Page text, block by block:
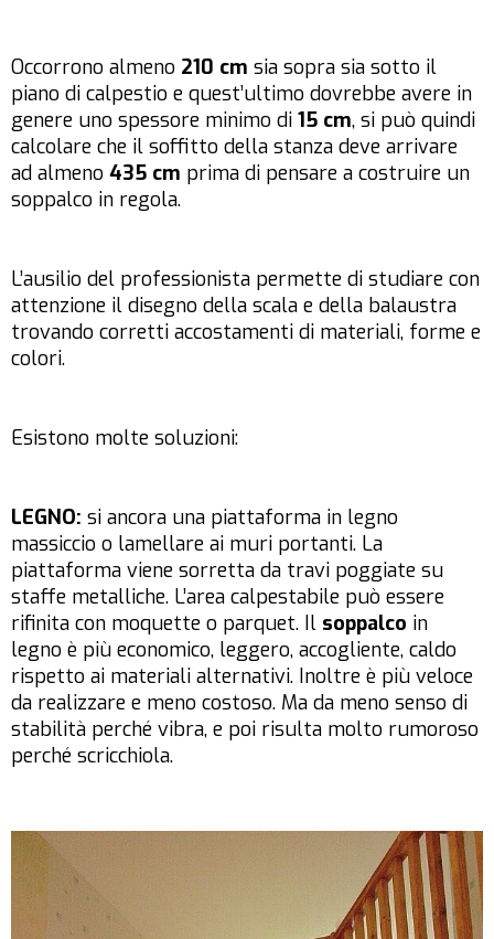
Occorrono almeno 210 cm sia sopra sia sotto il
piano di calpestio e quest’ultimo dovrebbe avere in
genere uno spessore minimo di 15 cm, si può quindi
calcolare che il soffitto della stanza deve arrivare
ad almeno 435 cm prima di pensare a costruire un
soppalco in regola.
L’ausilio del professionista permette di studiare con
attenzione il disegno della scala e della balaustra
trovando corretti accostamenti di materiali, forme e
colori.
Esistono molte soluzioni:
LEGNO: si ancora una piattaforma in legno
massiccio o lamellare ai muri portanti. La
piattaforma viene sorretta da travi poggiate su
staffe metalliche. L’area calpestabile può essere
rifinita con moquette o parquet. Il soppalco in
legno è più economico, leggero, accogliente, caldo
rispetto ai materiali alternativi. Inoltre è più veloce
da realizzare e meno costoso. Ma da meno senso di
stabilità perché vibra, e poi risulta molto rumoroso
perché scricchiola.